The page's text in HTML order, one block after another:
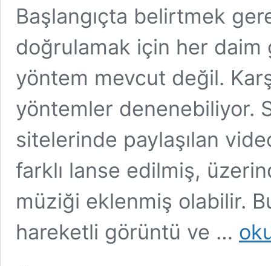
Başlangıçta belirtmek
doğrulamak için her daim
yöntem mevcut değil.
yöntemler denenebiliyor.
sitelerinde paylaşılan
farklı lanse edilmiş,
müziği eklenmiş olabilir.
hareketli görüntü ve …
Video